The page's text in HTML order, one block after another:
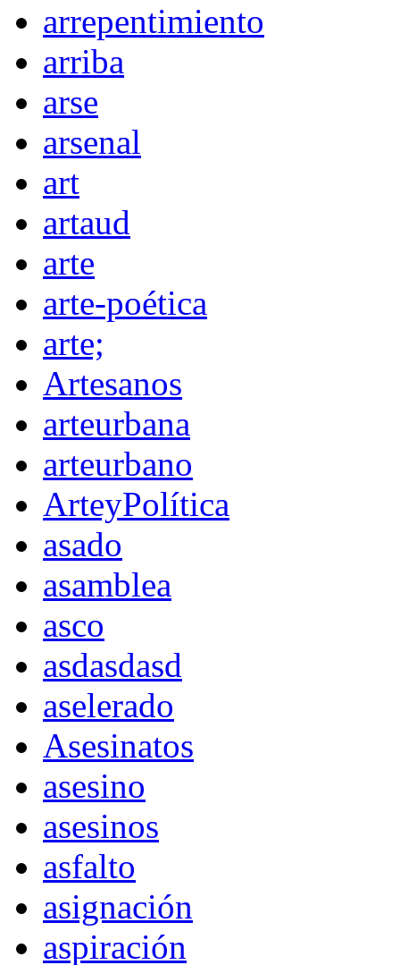
arrepentimiento
arriba
arse
arsenal
art
artaud
arte
arte-poética
arte;
Artesanos
arteurbana
arteurbano
ArteyPolítica
asado
asamblea
asco
asdasdasd
aselerado
Asesinatos
asesino
asesinos
asfalto
asignación
aspiración